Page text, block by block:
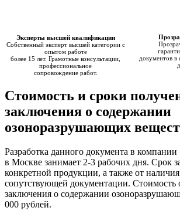
Эксперты высшей квалификации
Cобственный эксперт высшей категории с
опытом работе
более 15 лет. Грамотные консультации,
профессиональное
сопровождение работ.
документов в
Стоимость и сроки
заключения о содержании
озоноразрушающих
Разработка данного документа в
в Москве занимает 2-3 рабочих дня. Срок
конкретной продукции, а также от наличия
сопутствующей документации. Стоимость
заключения о содержании
000 рублей.